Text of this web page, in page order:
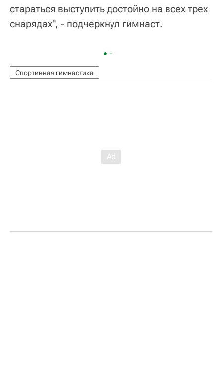
стараться выступить достойно на всех трех
снарядах", - подчеркнул гимнаст.
Спортивная гимнастика